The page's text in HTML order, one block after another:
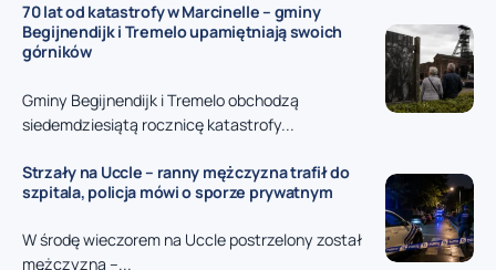
70 lat od katastrofy w Marcinelle – gminy
Begijnendijk i Tremelo upamiętniają swoich
górników
Gminy Begijnendijk i Tremelo obchodzą
siedemdziesiątą rocznicę katastrofy...
Strzały na Uccle – ranny mężczyzna trafił do
szpitala, policja mówi o sporze prywatnym
W środę wieczorem na Uccle postrzelony został
mężczyzna –...